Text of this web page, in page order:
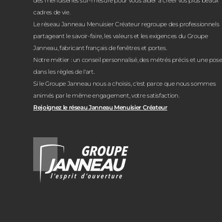
cadres de vie.
Le réseau Janneau Menuisier Créateur regroupe des professionnels
partageant le savoir-faire, les valeurs et les exigences du Groupe
Janneau, fabricant français de fenêtres et portes.
Notre métier : un conseil personnalisé, des métrés précis et une pose
dans les règles de l'art.
Si le Groupe Janneau nous a choisis, c'est parce que nous sommes
animés par le même engagement, votre satisfaction.
Rejoignez le réseau Janneau Menuisier Créateur